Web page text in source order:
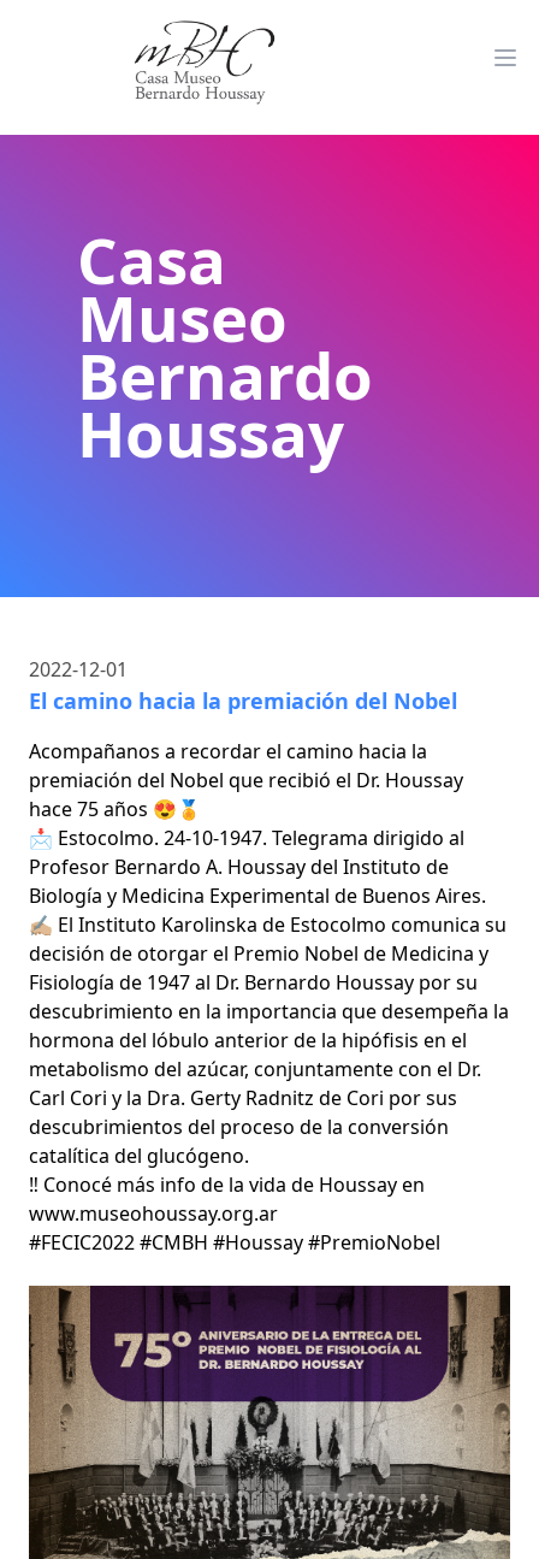
Casa
Museo
Bernardo
Houssay
2022-12-01
El camino hacia la premiación del Nobel
Acompañanos a recordar el camino hacia la
premiación del Nobel que recibió el Dr. Houssay
hace 75 años 😍🏅
📩 Estocolmo. 24-10-1947. Telegrama dirigido al
Profesor Bernardo A. Houssay del Instituto de
Biología y Medicina Experimental de Buenos Aires.
✍🏼 El Instituto Karolinska de Estocolmo comunica su
decisión de otorgar el Premio Nobel de Medicina y
Fisiología de 1947 al Dr. Bernardo Houssay por su
descubrimiento en la importancia que desempeña la
hormona del lóbulo anterior de la hipófisis en el
metabolismo del azúcar, conjuntamente con el Dr.
Carl Cori y la Dra. Gerty Radnitz de Cori por sus
descubrimientos del proceso de la conversión
catalítica del glucógeno.
‼️ Conocé más info de la vida de Houssay en
www.museohoussay.org.ar
#FECIC2022 #CMBH #Houssay #PremioNobel